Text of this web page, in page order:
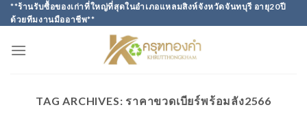
Skip
to
**ร้านรับซื้อของเก่าที่ใหญ่ที่สุดในอำเภอแหลมสิงห์จังหวัดจันทบุรี อายุ20ปี
ด้วยทีมงานมืออาชีพ**
TAG ARCHIVES: ราคาขวดเบียร์พร้อมลัง2566